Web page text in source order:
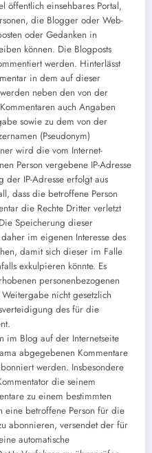
öffentlich einsehbares Portal,
die Blogger oder Web-
oder Gedanken in
können. Die Blogposts
werden. Hinterlässt
in dem auf dieser
neben den von der
auch Angaben
sowie zu dem von der
(Pseudonym)
wird die vom Internet-
Person vergebene IP-Adresse
der IP-Adresse erfolgt aus
dass die betroffene Person
die Rechte Dritter verletzt
Speicherung dieser
im eigenen Interesse des
damit sich dieser im Falle
exkulpieren könnte. Es
personenbezogenen
nicht gesetzlich
des für die
im Blog auf der Internetseite
abgegebenen Kommentare
werden. Insbesondere
die seinem
zu einem bestimmten
eine betroffene Person für die
abonnieren, versendet der für
automatische